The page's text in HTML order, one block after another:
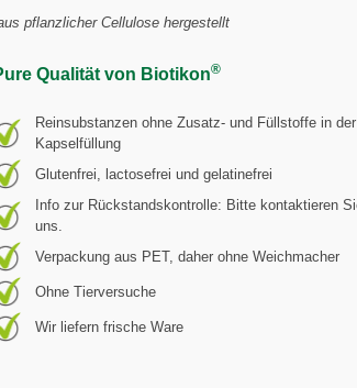
pflanzlicher Cellulose hergestellt
Qualität von Biotikon®
Reinsubstanzen ohne Zusatz- und Füllstoffe in der
Kapselfüllung
Glutenfrei, lactosefrei und gelatinefrei
Info zur Rückstandskontrolle: Bitte kontaktieren
uns.
Verpackung aus PET, daher ohne Weichmacher
Ohne Tierversuche
Wir liefern frische Ware